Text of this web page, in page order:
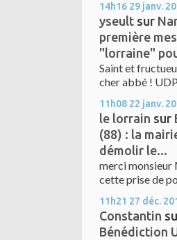
14h16 29 janv.
yseult sur
première
"lorraine"
Saint et
cher abbé !
11h08 22 janv.
le lorrain sur
(88) : la
démolir le...
merci monsieur
cette prise de
11h21 27 déc.
Constantin
Bénédiction